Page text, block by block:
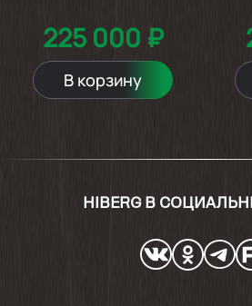
225 000 ₽
В корзину
HIBERG В